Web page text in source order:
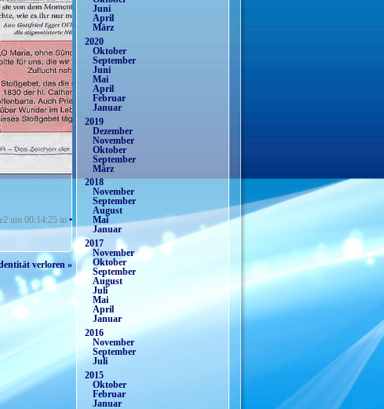
um 00:14:25 in • Wunder / Wunderbares
views)
verloren »
Juni
April
März
2020
Oktober
September
Juni
Mai
April
Februar
Januar
2019
Dezember
November
Oktober
September
März
2018
November
September
August
Mai
Januar
2017
November
Oktober
September
August
Juli
Mai
April
Januar
2016
November
September
Juli
2015
Oktober
Februar
Januar